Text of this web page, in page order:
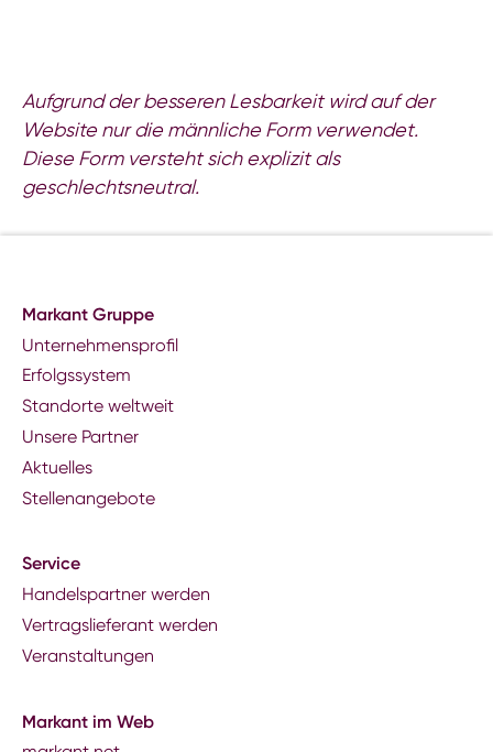
Aufgrund der besseren Lesbarkeit wird auf der
Website nur die männliche Form verwendet.
Diese Form versteht sich explizit als
geschlechtsneutral.
Markant Gruppe
Unternehmensprofil
Erfolgssystem
Standorte weltweit
Unsere Partner
Aktuelles
Stellenangebote
Service
Handelspartner werden
Vertragslieferant werden
Veranstaltungen
Markant im Web